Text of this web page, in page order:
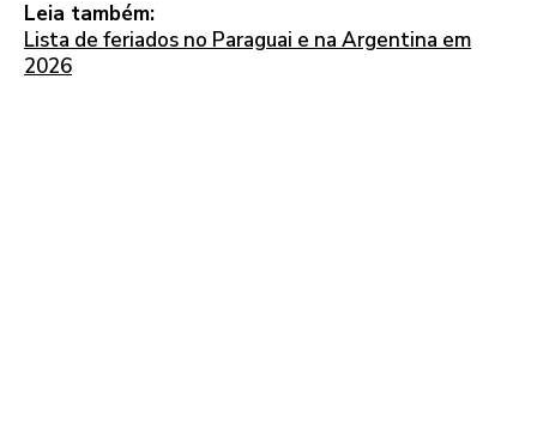
Leia também:
Lista de feriados no Paraguai e na Argentina em
2026